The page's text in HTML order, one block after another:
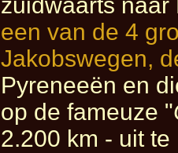
een van de 4
Jakobswegen,
Pyreneeën en
op de fameuze "
2.200 km - uit